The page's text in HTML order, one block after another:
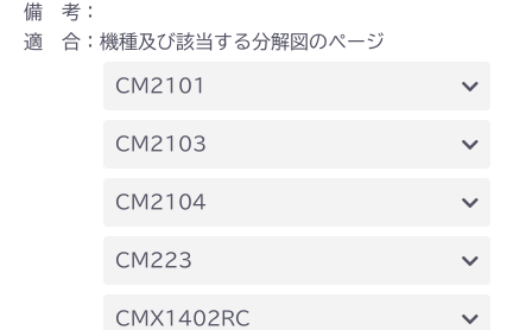
備 考：
適 合：機種及び該当する分解図のページ
CM2101
本体 FIG27 動力伝達 3
CM2103
本体 FIG18 動力伝達 3
CM2104
本体 FIG16 動力伝達 3
CM223
本体 FIG23 ステアリング
CMX1402RC